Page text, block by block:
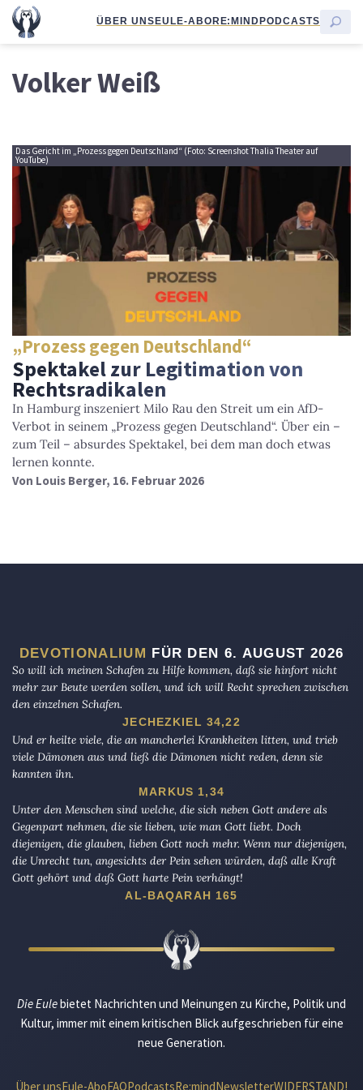
ÜBER UNSEULE-ABORE:MINDPODCASTS
Volker Weiß
Das Gericht im „Prozess gegen Deutschland“ (Foto: Screenshot Thalia Theater auf
YouTube)
„Prozess gegen Deutschland“
Spektakel zur Legitimation von
Rechtsradikalen
In Hamburg inszeniert Milo Rau den Streit um ein AfD-
Verbot in seinem „Prozess gegen Deutschland“. Über ein –
zum Teil – absurdes Spektakel, bei dem man doch etwas
lernen konnte.
Von Louis Berger, 16. Februar 2026
DEVOTIONALIUM FÜR DEN 6. AUGUST 2026
So will ich meinen Schafen zu Hilfe kommen, daß sie hinfort nicht
mehr zur Beute werden sollen, und ich will Recht sprechen zwischen
den einzelnen Schafen.
JECHEZKIEL 34,22
Und er heilte viele, die an mancherlei Krankheiten litten, und trieb
viele Dämonen aus und ließ die Dämonen nicht reden, denn sie
kannten ihn.
MARKUS 1,34
Unter den Menschen sind welche, die sich neben Gott andere als
Gegenpart nehmen, die sie lieben, wie man Gott liebt. Doch
diejenigen, die glauben, lieben Gott noch mehr. Wenn nur diejenigen,
die Unrecht tun, angesichts der Pein sehen würden, daß alle Kraft
Gott gehört und daß Gott harte Pein verhängt!
AL-BAQARAH 165
Die Eulebietet Nachrichten und Meinungen zu Kirche, Politik und
Kultur, immer mit einem kritischen Blick aufgeschrieben für eine
neue Generation.
Über unsEule-AboFAQPodcastsRe:mindNewsletterWIDERSTAND!